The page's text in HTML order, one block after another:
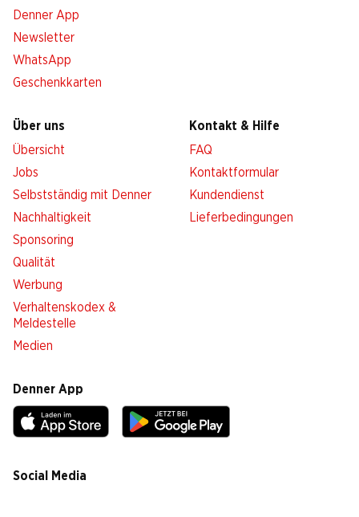
Denner App
Newsletter
WhatsApp
Geschenkkarten
Über uns
Übersicht
Jobs
Selbstständig mit Denner
Nachhaltigkeit
Sponsoring
Qualität
Werbung
Verhaltenskodex &
Meldestelle
Medien
Kontakt & Hilfe
FAQ
Kontaktformular
Kundendienst
Lieferbedingungen
Denner App
Social Media